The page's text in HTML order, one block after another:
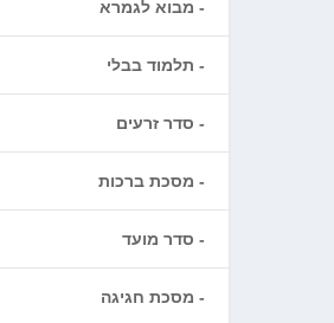
מבוא לגמרא
תלמוד בבלי
סדר זרעים
מסכת ברכות
סדר מועד
מסכת חגיגה